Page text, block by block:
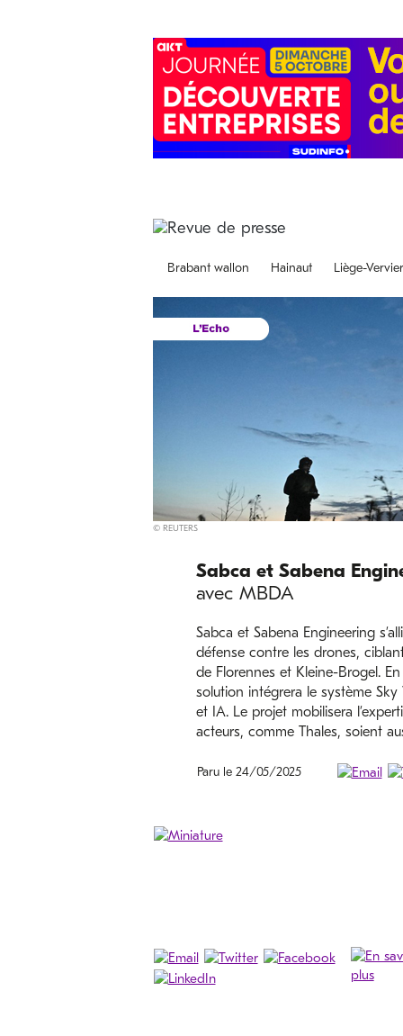
Brabant wallon Hainaut Liège-
© REUTERS
Sabca et Sabena
avec MBDA
Sabca et Sabena Engineering
défense contre les drones,
de Florennes et Kleine-Brogel.
solution intégrera le système
et IA. Le projet mobilisera
acteurs, comme Thales, soient
Paru le 24/05/2025